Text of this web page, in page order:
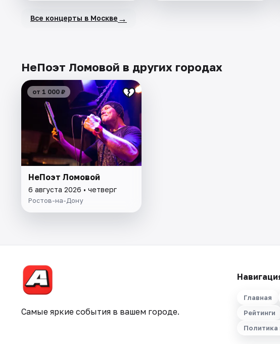
Все концерты в Москве →
НеПоэт Ломовой в других городах
от 1 000 ₽
НеПоэт Ломовой
6 августа 2026 • четверг
Ростов-на-Дону
Самые яркие события в вашем городе.
Главная
Рейтинги
Политика